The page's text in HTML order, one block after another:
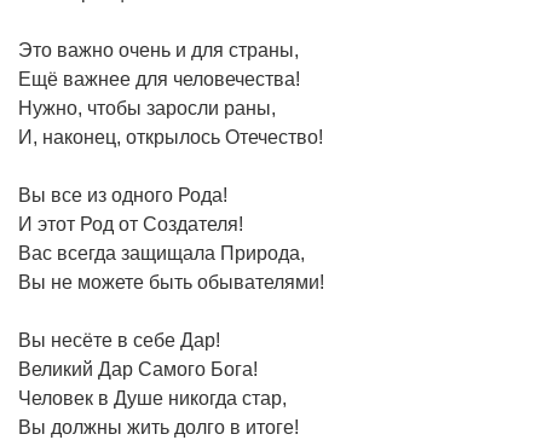
Это важно очень и для страны,
Ещё важнее для человечества!
Нужно, чтобы заросли раны,
И, наконец, открылось Отечество!
Вы все из одного Рода!
И этот Род от Создателя!
Вас всегда защищала Природа,
Вы не можете быть обывателями!
Вы несёте в себе Дар!
Великий Дар Самого Бога!
Человек в Душе никогда стар,
Вы должны жить долго в итоге!